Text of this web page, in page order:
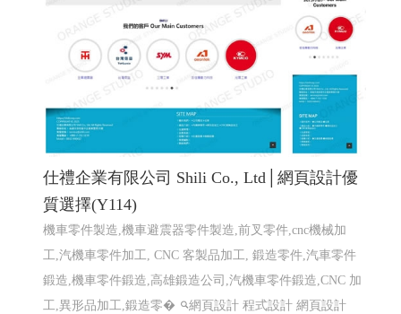
仕禮企業有限公司 Shili Co., Ltd│網頁設計優
質選擇(Y114)
機車零件製造,機車避震器零件製造,前叉零件,cnc機械加
工,汽機車零件加工, CNC 客製品加工, 鍛造零件,汽車零件
鍛造,機車零件鍛造,高雄鍛造公司,汽機車零件鍛造,CNC 加
工,異形品加工,鍛造零�
網頁設計 程式設計網頁設計